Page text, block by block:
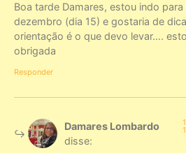
Boa tarde Damares, estou indo
dezembro (dia 15) e gostaria de
orientação é o que devo levar….
obrigada
Responder
Damares Lombardo
disse: